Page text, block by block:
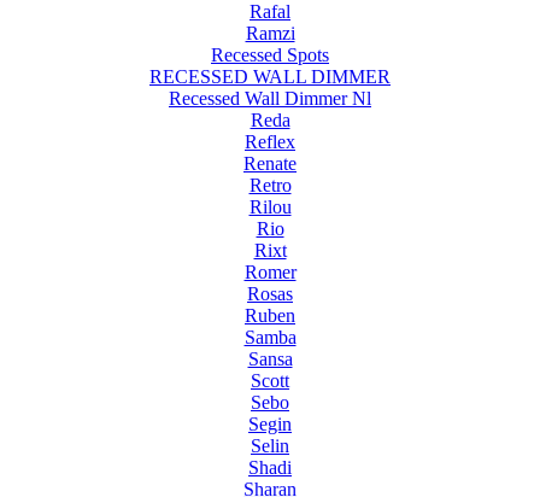
Rafal
Ramzi
Recessed Spots
RECESSED WALL DIMMER
Recessed Wall Dimmer Nl
Reda
Reflex
Renate
Retro
Rilou
Rio
Rixt
Romer
Rosas
Ruben
Samba
Sansa
Scott
Sebo
Segin
Selin
Shadi
Sharan